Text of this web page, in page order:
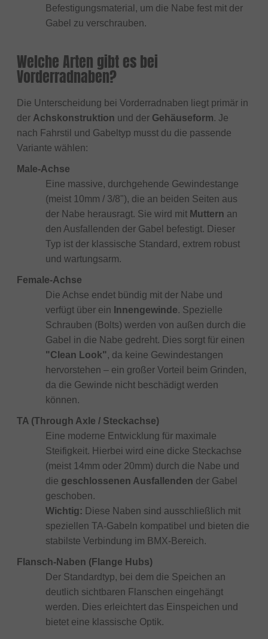
Befestigungsmaterial, um die Nabe fest mit der
Gabel zu verschrauben.
Welche Arten gibt es bei
Vorderradnaben?
Die Unterscheidung bei Vorderradnaben liegt primär in
der Achskonstruktion und der Gehäuseform. Je
nach Fahrstil und Gabeltyp musst du die passende
Variante wählen:
Male-Achse
Eine massive, durchgehende Gewindestange
(meist 10mm / 3/8"), die an beiden Seiten aus
der Nabe herausragt. Sie wird mit Muttern an
den Ausfallenden der Gabel befestigt. Dieser
Typ ist der klassische Standard, extrem robust
und wartungsarm.
Female-Achse
Die Achse endet bündig mit der Nabe und
verfügt über ein Innengewinde. Spezielle
Schrauben (Bolts) werden von außen durch die
Gabel in die Nabe gedreht. Dies sorgt für einen
"Clean Look", da keine Gewindestangen
hervorstehen – ein großer Vorteil beim Grinden,
da die Gewinde nicht beschädigt werden
können.
TA (Through Axle / Steckachse)
Eine moderne Entwicklung für maximale
Steifigkeit. Hierbei wird eine dicke Steckachse
(meist 14mm oder 20mm) durch die Nabe und
die geschlossenen Ausfallenden der Gabel
geschoben.
Wichtig: Diese Naben sind ausschließlich mit
speziellen TA-Gabeln kompatibel und bieten die
stabilste Verbindung im BMX-Bereich.
Flansch-Naben (Flange Hubs)
Der Standardtyp, bei dem die Speichen an
deutlich sichtbaren Flanschen eingehängt
werden. Dies erleichtert das Einspeichen und
bietet eine klassische Optik.